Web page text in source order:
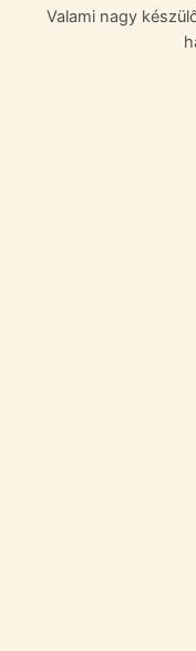
Valami nagy